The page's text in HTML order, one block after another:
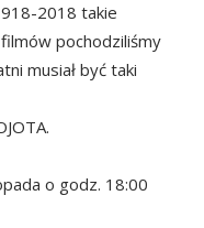
2018 takie
pochodziliśmy
musiał być taki
o godz. 18:00